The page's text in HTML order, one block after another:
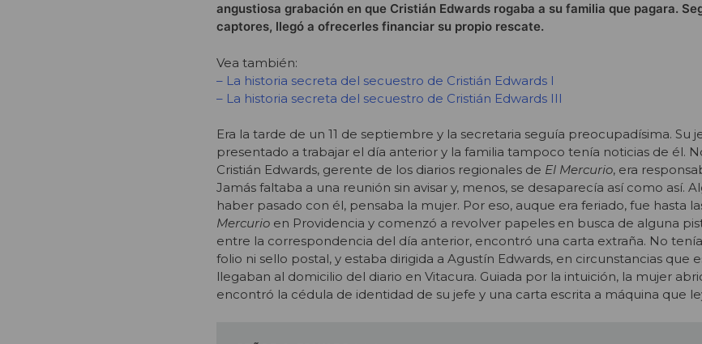
angustiosa grabación en que Cristián Edwards rogaba a su familia que pagara.
captores, llegó a ofrecerles financiar su propio rescate.
Vea también:
– La historia secreta del secuestro de Cristián Edwards I
– La historia secreta del secuestro de Cristián Edwards III
Era la tarde de un 11 de septiembre y la secretaria seguía preocupadísima. Su
presentado a trabajar el día anterior y la familia tampoco tenía noticias de él.
Cristián Edwards, gerente de los diarios regionales de El Mercurio, era
Jamás faltaba a una reunión sin avisar y, menos, se desaparecía así como así.
haber pasado con él, pensaba la mujer. Por eso, auque era feriado, fue hasta
Mercurio en Providencia y comenzó a revolver papeles en busca de alguna
entre la correspondencia del día anterior, encontró una carta extraña. No
folio ni sello postal, y estaba dirigida a Agustín Edwards, en circunstancias que
llegaban al domicilio del diario en Vitacura. Guiada por la intuición, la mujer
encontró la cédula de identidad de su jefe y una carta escrita a máquina que